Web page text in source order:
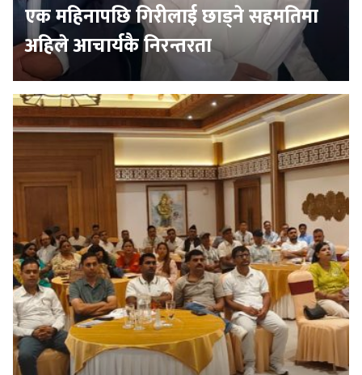
एक महिनापछि गिरीलाई छाड्ने सहमतिमा
अहिले आचार्यकै निरन्तरता